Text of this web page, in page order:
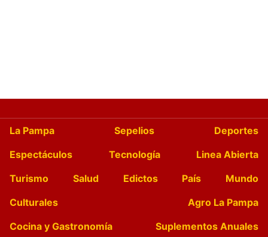
La Pampa Sepelios
Deportes
Espectáculos
Tecnología
Linea Abierta
Turismo
Salud Edictos País
Mundo
Culturales
Agro La Pampa
Cocina y Gastronomía
Suplementos Anuales